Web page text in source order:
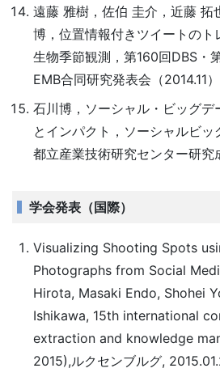
遠藤 雅樹，佐伯 圭介，近藤 拓
博，位置情報付きツイートのト
生物季節観測，第160回DBS・
EMB合同研究発表会（2014.11）
石川博，ソーシャル・ビッグデ
とインパクト，ソーシャルビ
都立産業技術研究センター研究
学会発表（国際）
Visualizing Shooting Spots
Photographs from Social
Hirota, Masaki Endo, Shohei
Ishikawa, 15th international
extraction and knowledge
2015),ルクセンブルグ,